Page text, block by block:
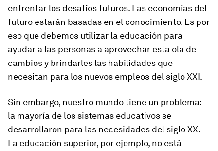
enfrentar los desafíos futuros. Las economías del
futuro estarán basadas en el conocimiento. Es por
eso que debemos utilizar la educación para
ayudar a las personas a aprovechar esta ola de
cambios y brindarles las habilidades que
necesitan para los nuevos empleos del siglo XXI.
Sin embargo, nuestro mundo tiene un problema:
la mayoría de los sistemas educativos se
desarrollaron para las necesidades del siglo XX.
La educación superior, por ejemplo, no está